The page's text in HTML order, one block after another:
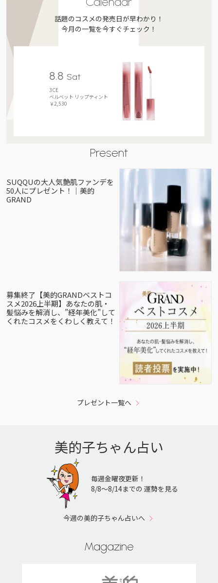
話題のコスメの発売日が早わかり！
今月の一覧を今すぐチェック！
8.8 Sat
3CE
ベルベット リップティント
￥2,530
Present
SUQQUの大人気艶肌ファンデを
50人にプレゼント！｜美的
GRAND
募集終了【美的GRANDベストコ
スメ2026上半期】あなたの肌・
髪悩みを解消し、”経年美化”して
くれたコスメをくわしく教えて！
プレゼント一覧へ
美的子ちゃん占い
毎週金曜夜更新！
8/8〜8/14までの 運勢を見る
今週の美的子ちゃん占いへ
Magazine